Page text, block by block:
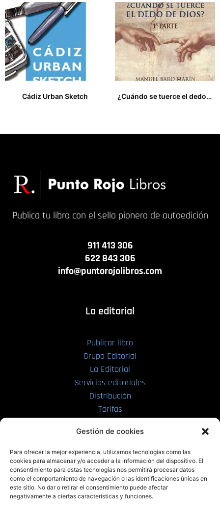
Gestión de cookies
Para ofrecer la mejor experiencia, utilizamos tecnologías como las
cookies para almacenar y/o acceder a la información del dispositivo. El
consentimiento para estas tecnologías nos permitirá procesar datos
como el comportamiento de navegación o las identificaciones únicas en
este sitio. No dar o retirar el consentimiento puede afectar
negativamente a ciertas características y funciones.
Cádiz Urban Sketch
¿Cuándo se tuerce el dedo de Dios?
Publica tu libro con el sello pionero de autoedición
911 413 306
622 843 306
info@puntorojolibros.com
La editorial
Publicar libro
Grupo Editorial
La Editorial
Servicios editoriales
Distribución
Tarifas
PRL | Films
PRL | Play
PRL | LAB